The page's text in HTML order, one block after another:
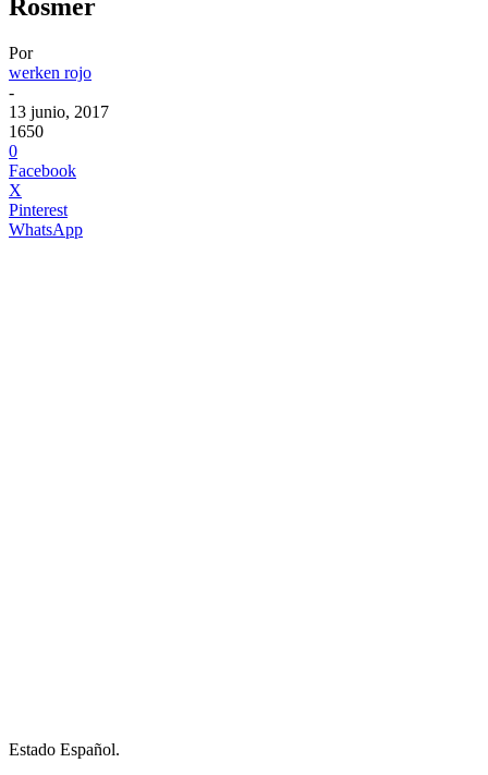
Rosmer
Por
werken rojo
-
13 junio, 2017
1650
0
Facebook
X
Pinterest
WhatsApp
Estado Español.